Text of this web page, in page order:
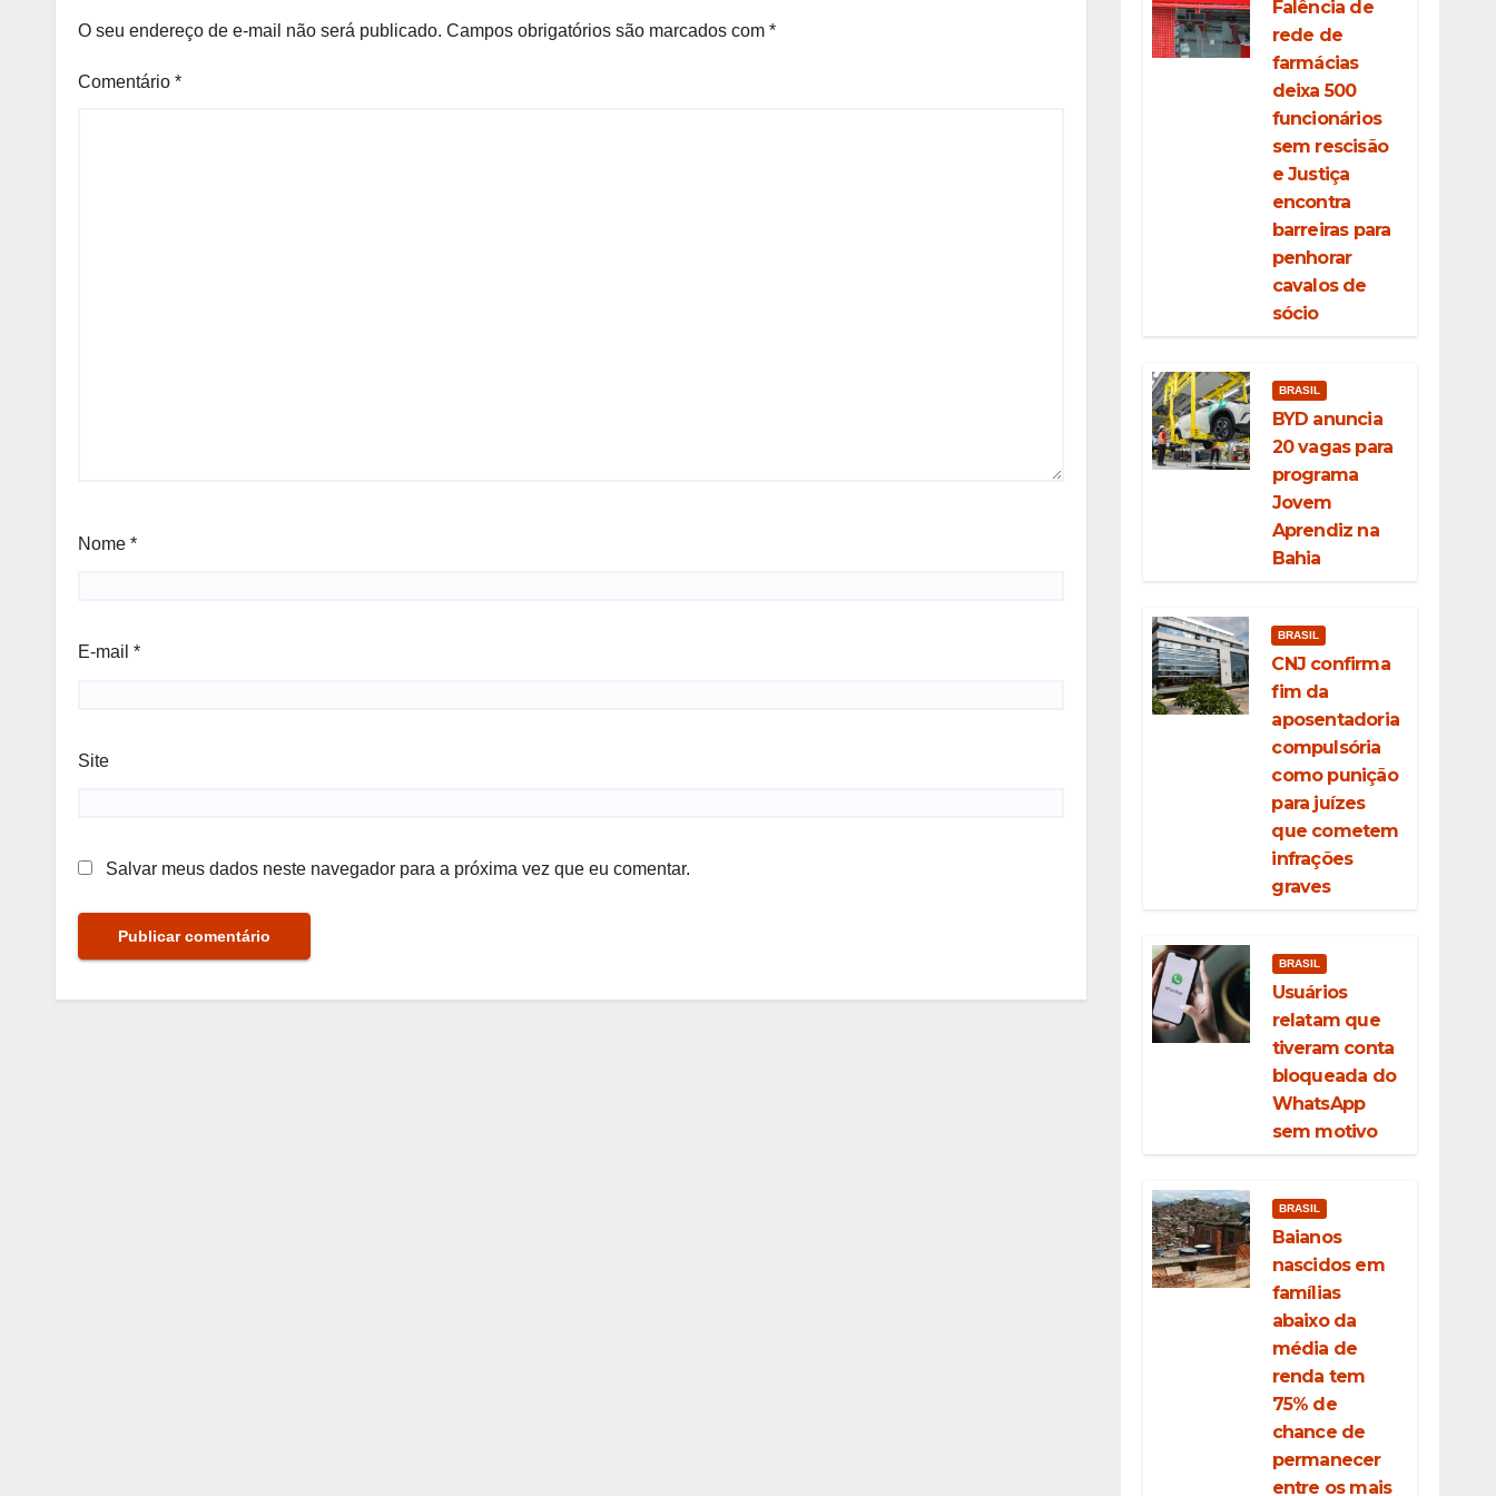
O seu endereço de e-mail não será publicado. Campos obrigatórios são marcados com *
Comentário *
Nome *
E-mail *
Site
Salvar meus dados neste navegador para a próxima vez que eu comentar.
Falência de
rede de
farmácias
deixa 500
funcionários
sem rescisão
e Justiça
encontra
barreiras para
penhorar
cavalos de
sócio
BRASIL
BYD anuncia
20 vagas para
programa
Jovem
Aprendiz na
Bahia
BRASIL
CNJ confirma
fim da
aposentadoria
compulsória
como punição
para juízes
que cometem
infrações
graves
BRASIL
Usuários
relatam que
tiveram conta
bloqueada do
WhatsApp
sem motivo
BRASIL
Baianos
nascidos em
famílias
abaixo da
média de
renda tem
75% de
chance de
permanecer
entre os mais